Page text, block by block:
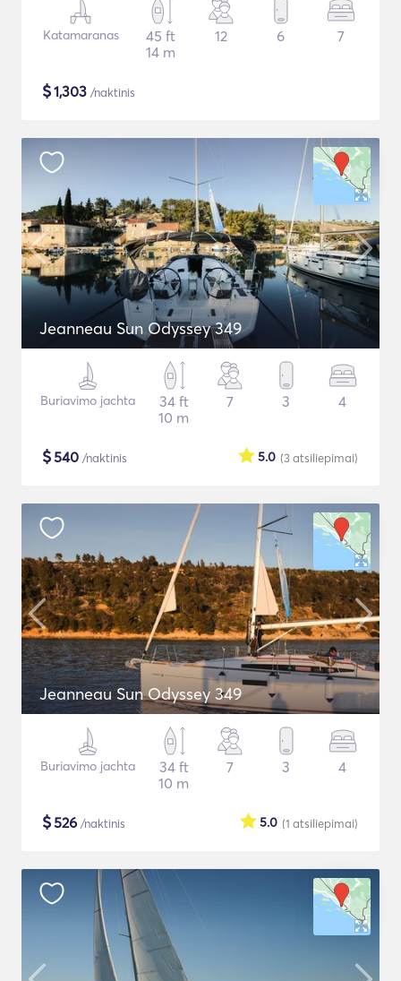
Katamaranas
45 ft
14 m
12 6 7
$1,303 /naktinis
Jeanneau Sun Odyssey 349
Buriavimo jachta
34 ft
10 m
7 3 4
$540 /naktinis (3atsiliepimai)
5.0
Jeanneau Sun Odyssey 349
Buriavimo jachta
34 ft
10 m
7 3 4
$526 /naktinis (1 atsiliepimai)
5.0